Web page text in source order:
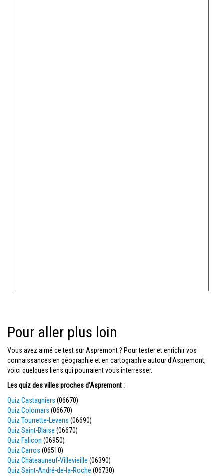
Pour aller plus loin
Vous avez aimé ce test sur Aspremont ? Pour tester et enrichir vos
connaissances en géographie et en cartographie autour d'Aspremont,
voici quelques liens qui pourraient vous interresser.
Les quiz des villes proches d'Aspremont :
Quiz Castagniers (06670)
Quiz Colomars (06670)
Quiz Tourrette-Levens (06690)
Quiz Saint-Blaise (06670)
Quiz Falicon (06950)
Quiz Carros (06510)
Quiz Châteauneuf-Villevieille (06390)
Quiz Saint-André-de-la-Roche (06730)